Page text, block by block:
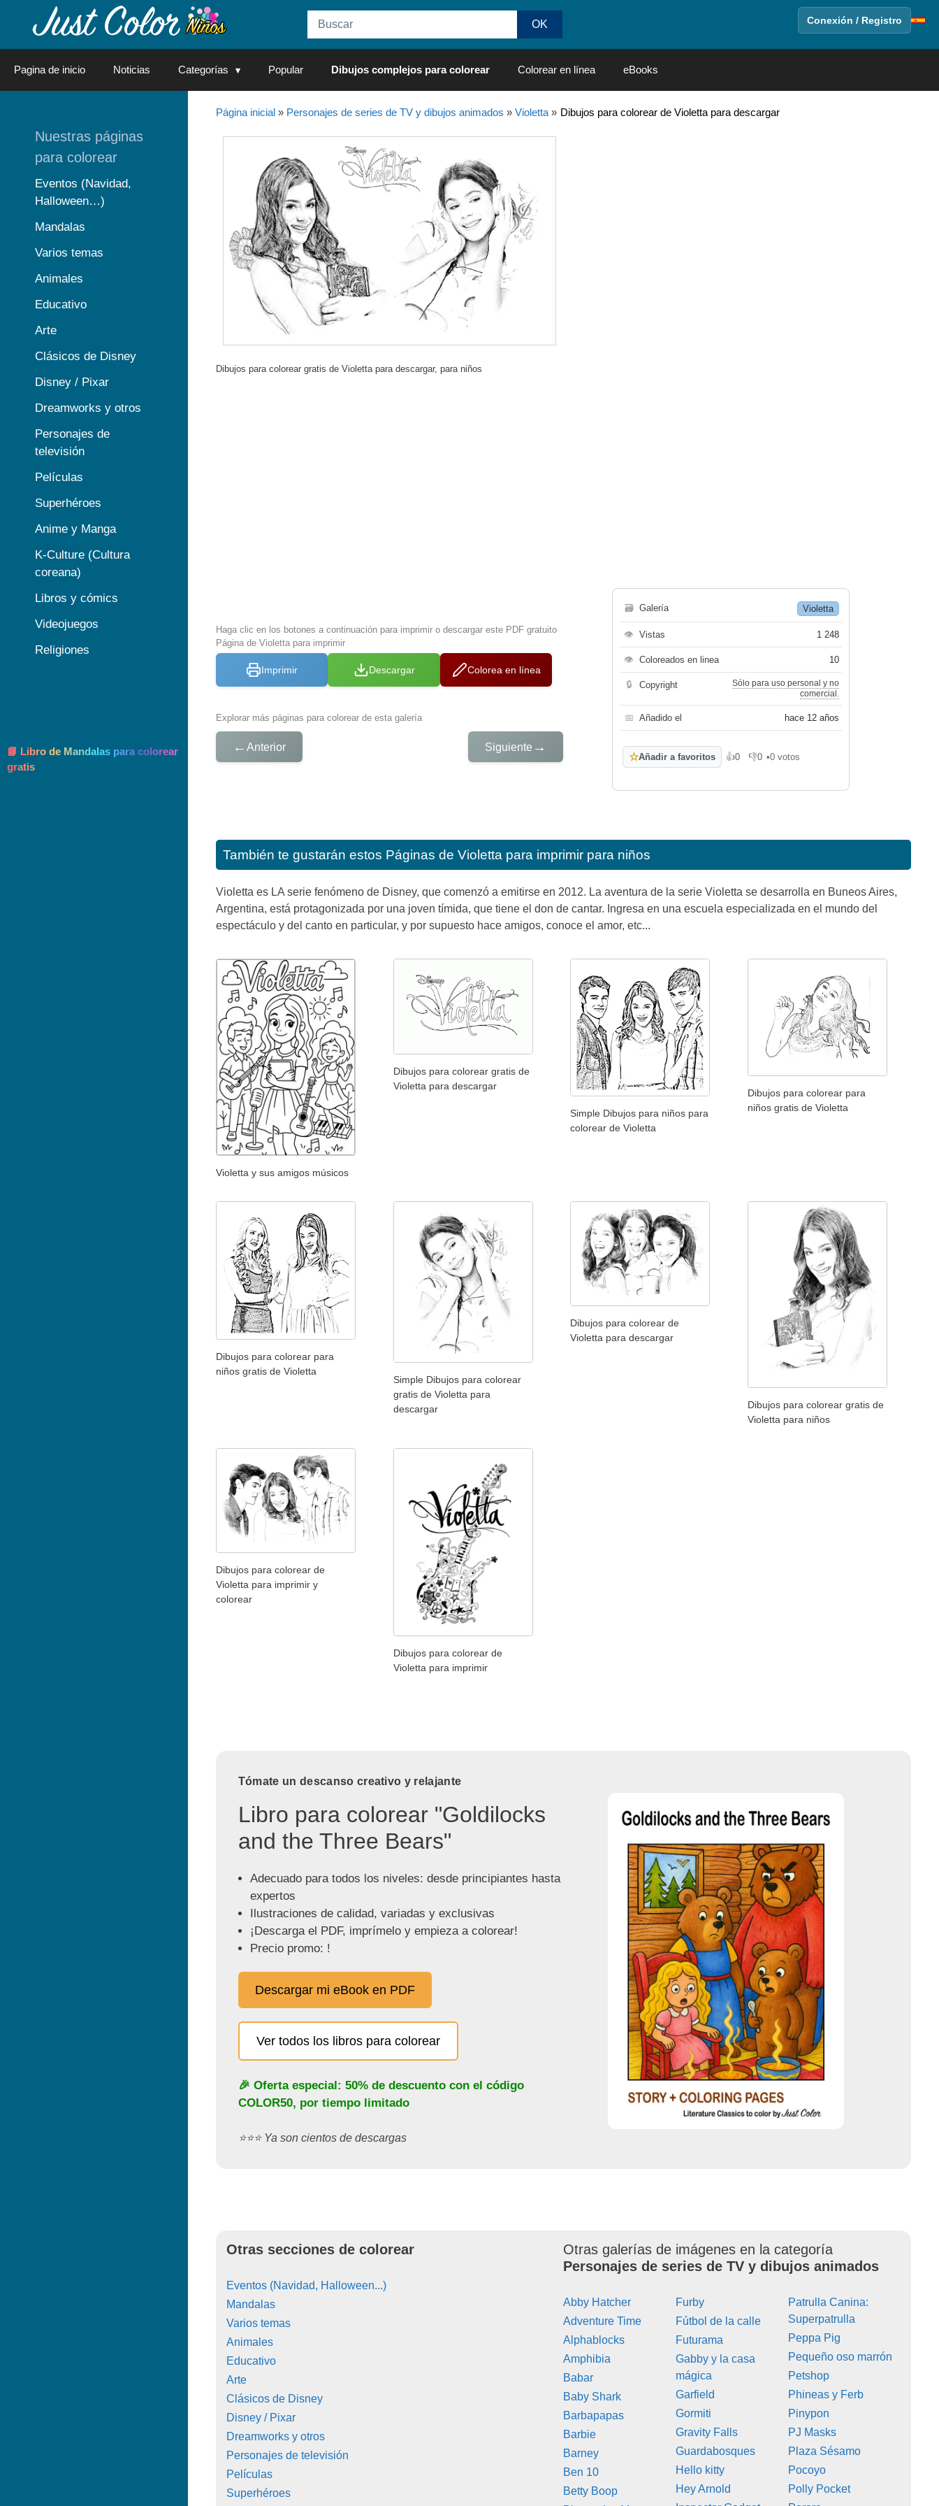
Conexión / Registro
Pagina de inicio Noticias Categorías Popular Dibujos complejos para colorear Colorear en línea eBooks
Página inicial» Personajes de series de TV y dibujos animados » Violetta» Dibujos para colorear de Violetta para descargar
Dibujos para colorear gratis de Violetta para descargar, para niños
Haga clic en los botones a continuación para imprimir o descargar este PDF gratuito
Página de Violetta para imprimir
Imprimir Descargar Colorea en línea
Explorar más páginas para colorear de esta galería
← Anterior Siguiente →
🗃 Galería Violetta
👁 Vistas 1 248
👁 Coloreados en linea 10
🔒 Copyright
Sólo para uso personal y no
comercial.
📅 Añadido el hace 12 años
☆Añadir a favoritos 👍0
Me gusta
👎0
No me gusta
•0 votos
También te gustarán estos Páginas de Violetta para imprimir para niños
Violetta es LA serie fenómeno de Disney, que comenzó a emitirse en 2012. La aventura de la serie Violetta se desarrolla en Buneos Aires,
Argentina, está protagonizada por una joven tímida, que tiene el don de cantar. Ingresa en una escuela especializada en el mundo del
espectáculo y del canto en particular, y por supuesto hace amigos, conoce el amor, etc...
Violetta y sus amigos músicos
Dibujos para colorear gratis de
Violetta para descargar
Simple Dibujos para niños para
colorear de Violetta
Dibujos para colorear para
niños gratis de Violetta
Dibujos para colorear para
niños gratis de Violetta
Simple Dibujos para colorear
gratis de Violetta para
descargar
Dibujos para colorear de
Violetta para descargar
Dibujos para colorear gratis de
Violetta para niños
Dibujos para colorear de
Violetta para imprimir y
colorear
Dibujos para colorear de
Violetta para imprimir
Tómate un descanso creativo y relajante
Libro para colorear "Goldilocks
and the Three Bears"
Adecuado para todos los niveles: desde principiantes hasta
expertos
Ilustraciones de calidad, variadas y exclusivas
¡Descarga el PDF, imprímelo y empieza a colorear!
Precio promo: !
Descargar mi eBook en PDF
Ver todos los libros para colorear
🎉 Oferta especial: 50% de descuento con el código
COLOR50, por tiempo limitado
⭐️⭐️⭐️ Ya son cientos de descargas
Otras secciones de colorear
Eventos (Navidad, Halloween...)
Mandalas
Varios temas
Animales
Educativo
Arte
Clásicos de Disney
Disney / Pixar
Dreamworks y otros
Personajes de televisión
Películas
Superhéroes
Otras galerías de imágenes en la categoría
Personajes de series de TV y dibujos animados
Abby Hatcher
Adventure Time
Alphablocks
Amphibia
Babar
Baby Shark
Barbapapas
Barbie
Barney
Ben 10
Betty Boop
Furby
Fútbol de la calle
Futurama
Gabby y la casa
mágica
Garfield
Gormiti
Gravity Falls
Guardabosques
Hello kitty
Hey Arnold
Patrulla Canina:
Superpatrulla
Peppa Pig
Pequeño oso marrón
Petshop
Phineas y Ferb
Pinypon
PJ Masks
Plaza Sésamo
Pocoyo
Polly Pocket
Nuestras páginas
para colorear
Eventos (Navidad,
Halloween…)
Mandalas
Varios temas
Animales
Educativo
Arte
Clásicos de Disney
Disney / Pixar
Dreamworks y otros
Personajes de
televisión
Películas
Superhéroes
Anime y Manga
K-Culture (Cultura
coreana)
Libros y cómics
Videojuegos
Religiones
📘 Libro de Mandalas para colorear
gratis